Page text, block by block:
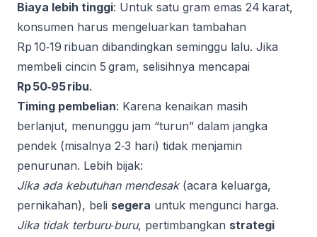
Biaya lebih tinggi: Untuk satu gram emas 24 karat,
konsumen harus mengeluarkan tambahan
Rp 10‑19 ribuan dibandingkan seminggu lalu. Jika
membeli cincin 5 gram, selisihnya mencapai
Rp 50‑95 ribu.
Timing pembelian: Karena kenaikan masih
berlanjut, menunggu jam “turun” dalam jangka
pendek (misalnya 2‑3 hari) tidak menjamin
penurunan. Lebih bijak:
Jika ada kebutuhan mendesak(acara keluarga,
pernikahan), beli segera untuk mengunci harga.
Jika tidak terburu‑buru, pertimbangkan strategi